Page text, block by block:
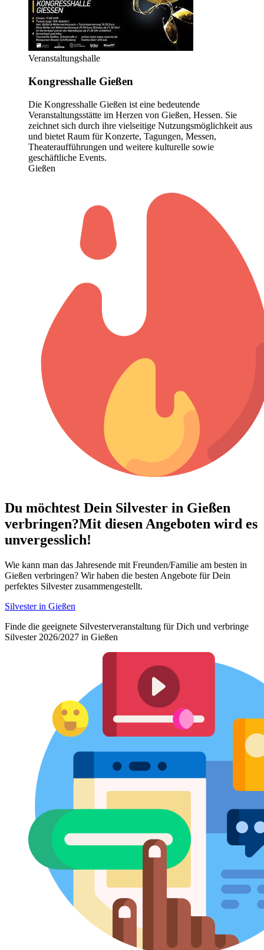
Veranstaltungshalle
Kongresshalle Gießen
Die Kongresshalle Gießen ist eine bedeutende
Veranstaltungsstätte im Herzen von Gießen, Hessen. Sie
zeichnet sich durch ihre vielseitige Nutzungsmöglichkeit aus
und bietet Raum für Konzerte, Tagungen, Messen,
Theateraufführungen und weitere kulturelle sowie
geschäftliche Events.
Gießen
Du möchtest Dein Silvester in Gießen
verbringen?Mit diesen Angeboten wird es
unvergesslich!
Wie kann man das Jahresende mit Freunden/Familie am besten in
Gießen verbringen? Wir haben die besten Angebote für Dein
perfektes Silvester zusammengestellt.
Silvester in Gießen
Finde die geeignete Silvesterveranstaltung für Dich und verbringe
Silvester 2026/2027 in Gießen